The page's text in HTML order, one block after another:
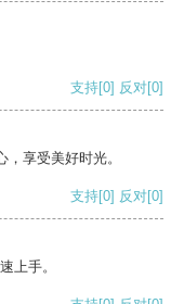
支持[0] 反对[0]
享受美好时光。
支持[0] 反对[0]
上手。